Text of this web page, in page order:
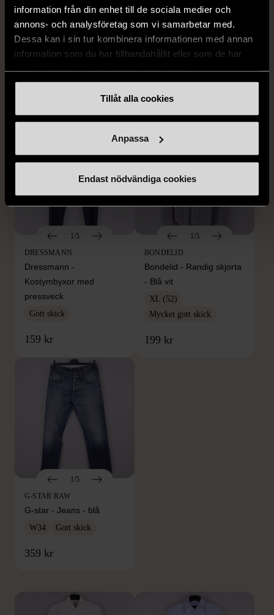
information från din enhet till de sociala medier och
annons- och analysföretag som vi samarbetar med.
Dessa kan i sin tur kombinera informationen med annan
information som du har tillhandahållit eller som de har
Tillåt alla cookies
Anpassa
Endast nödvändiga cookies
1/5
BY TEESHOPPEN
By TeeShoppen 2-delar
mörkblå kostym
XXL (54) Nytt skick
1/5
HILDITCH & KEY
Hilditch & Key linneskjorta
med bröstficka
Mycket gott skick
399 kr
1/5
DRESSMANN
Dressmann -
Kostymbyxor med
pressveck
Gott skick
159 kr
1/5
BONDELID
Bondelid - Randig skjorta
- Blå vit
XL (52)
Mycket gott skick
199 kr
1/5
G-STAR RAW
G-star - Jeans - blå
W34 Gott skick
359 kr
FRÅN SAMMA VARUMÄRKE